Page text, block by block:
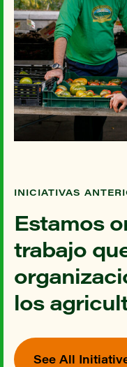
INICIATIVAS
Estamos
trabajo
los
See All